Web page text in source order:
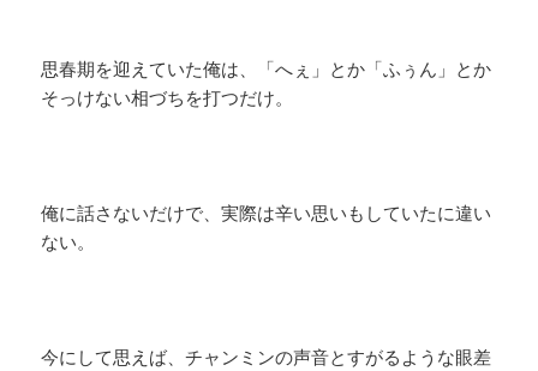
思春期を迎えていた俺は、「へぇ」とか「ふぅん」とか
そっけない相づちを打つだけ。
俺に話さないだけで、実際は辛い思いもしていたに違い
ない。
今にして思えば、チャンミンの声音とすがるような眼差